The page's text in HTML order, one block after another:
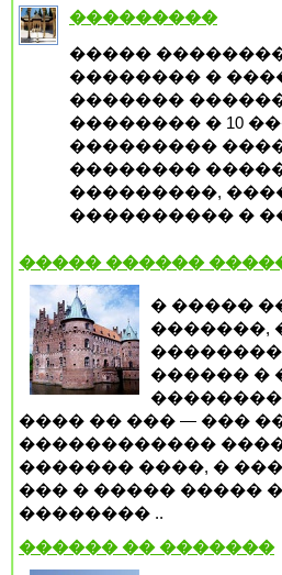
���������
�����
�������� �
�������
�������� � 10
���������
��������
���������,
���������� �
����� ������
� �����
�������,
������ �
���� �� ��� — ���
������������
������� ����, �
��� � ����� �����
�������� ..
������ �� �������